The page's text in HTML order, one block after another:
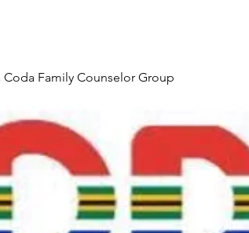
Coda Family Counselor Group